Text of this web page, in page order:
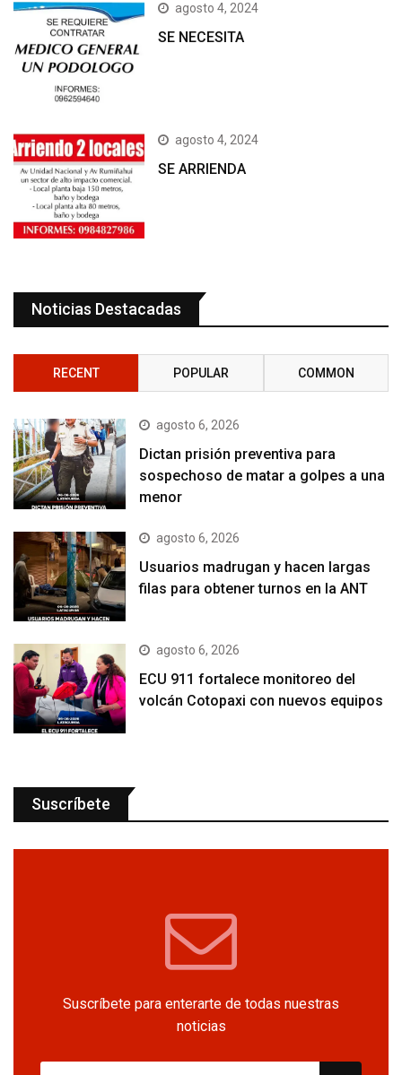
agosto 4, 2024
SE NECESITA
agosto 4, 2024
SE ARRIENDA
Noticias Destacadas
RECENT POPULAR COMMON
agosto 6, 2026
Dictan prisión preventiva para
sospechoso de matar a golpes a una
menor
agosto 6, 2026
Usuarios madrugan y hacen largas
filas para obtener turnos en la ANT
agosto 6, 2026
ECU 911 fortalece monitoreo del
volcán Cotopaxi con nuevos equipos
Suscríbete
Suscríbete para enterarte de todas nuestras
noticias